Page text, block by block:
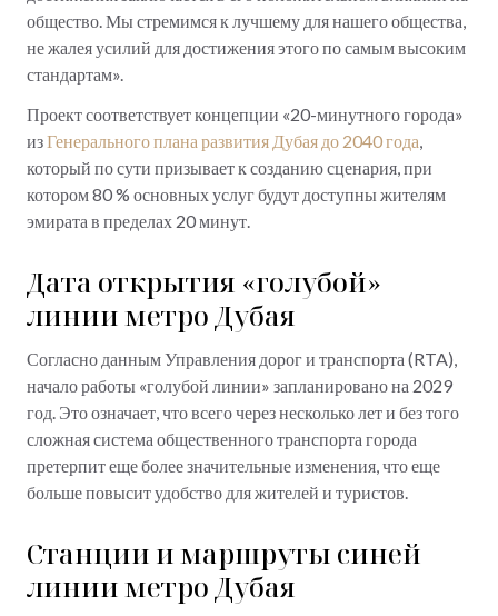
общество. Мы стремимся к лучшему для нашего общества,
не жалея усилий для достижения этого по самым высоким
стандартам».
Проект соответствует концепции «20-минутного города»
изГенерального плана развития Дубая до 2040 года
который по сути призывает к созданию сценария, при
котором 80 % основных услуг будут доступны жителям
эмирата в пределах 20 минут.
Дата открытия «голубой»
линии метро Дубая
Согласно данным Управления дорог и транспорта (RTA),
начало работы «голубой линии» запланировано на 2029
год. Это означает, что всего через несколько лет и без того
сложная система общественного транспорта города
претерпит еще более значительные изменения, что еще
больше повысит удобство для жителей и туристов.
Станции и маршруты синей
линии метро Дубая